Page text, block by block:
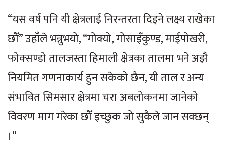
“यस वर्ष पनि यी क्षेत्रलाई निरन्तरता दिइने लक्ष्य राखेका
छौँ” उहाँले भन्नुभयो, “गोक्यो, गोसाइँकुण्ड, माईपोखरी,
फोक्सण्डो तालजस्ता हिमाली क्षेत्रका तालमा भने अझै
नियमित गणनाकार्य हुन सकेको छैन, यी ताल र अन्य
संभावित सिमसार क्षेत्रमा चरा अबलोकनमा जानेको
विवरण माग गरेका छौँ इच्छुक जो सुकैले जान सक्छन्
।”